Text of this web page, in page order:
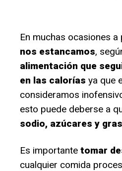
En muchas ocasiones
nos estancamos,
alimentación que
en las calorías ya que
consideramos
esto puede deberse a
sodio, azúcares y
Es importante tomar
cualquier comida